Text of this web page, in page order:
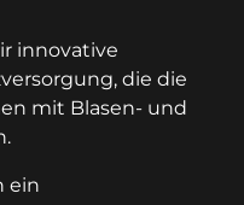
innovative
die die
mit Blasen- und
ein